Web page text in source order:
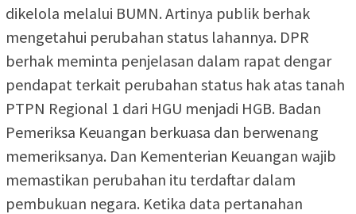
dikelola melalui BUMN. Artinya publik berhak
mengetahui perubahan status lahannya. DPR
berhak meminta penjelasan dalam rapat dengar
pendapat terkait perubahan status hak atas tanah
PTPN Regional 1 dari HGU menjadi HGB. Badan
Pemeriksa Keuangan berkuasa dan berwenang
memeriksanya. Dan Kementerian Keuangan wajib
memastikan perubahan itu terdaftar dalam
pembukuan negara. Ketika data pertanahan